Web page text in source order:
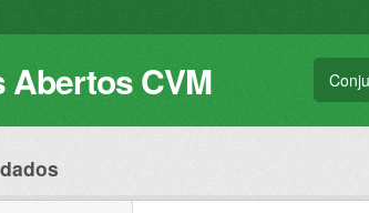
Abertos CVM